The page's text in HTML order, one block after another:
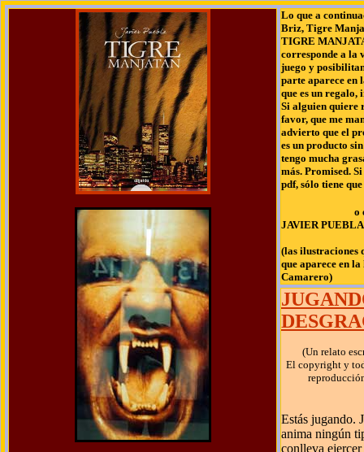
Lo que a
Briz, Tigre
TIGRE
corresponde a la
juego y
parte aparece en
que es un
Si alguien quiere
favor, que me
advierto que el
es un producto
tengo mucha
más. Promised.
pdf, sólo tiene
o
JAVIER PUEBLA
(las ilustraciones
que aparece en
Camarero)
(Un relato
El copyright y
Estás jugando.
anima ningún
conlleva